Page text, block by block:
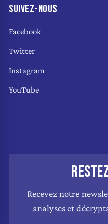
SUIVEZ-NOUS
Facebook
Twitter
Instagram
YouTube
Recevez notre
analyses et